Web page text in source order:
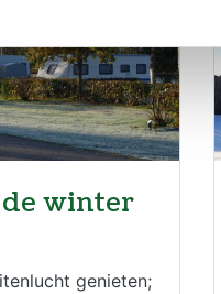
winter
genieten;